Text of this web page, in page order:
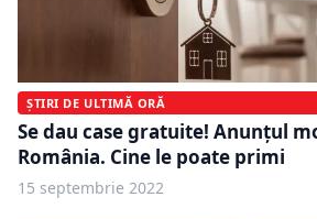
ȘTIRI DE ULTIMĂ ORĂ
Se dau case gratuite! Anunțul
România. Cine le poate primi
15 septembrie 2022